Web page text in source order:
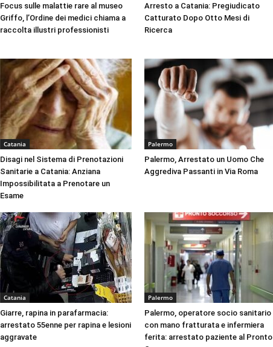
Focus sulle malattie rare al museo
Griffo, l’Ordine dei medici chiama a
raccolta illustri professionisti
Arresto a Catania: Pregiudicato
Catturato Dopo Otto Mesi di
Ricerca
Catania
Disagi nel Sistema di Prenotazioni
Sanitarie a Catania: Anziana
Impossibilitata a Prenotare un
Esame
Palermo
Palermo, Arrestato un Uomo Che
Aggrediva Passanti in Via Roma
Catania
Giarre, rapina in parafarmacia:
arrestato 55enne per rapina e lesioni
aggravate
Palermo
Palermo, operatore socio sanitario
con mano fratturata e infermiera
ferita: arrestato paziente al Pronto